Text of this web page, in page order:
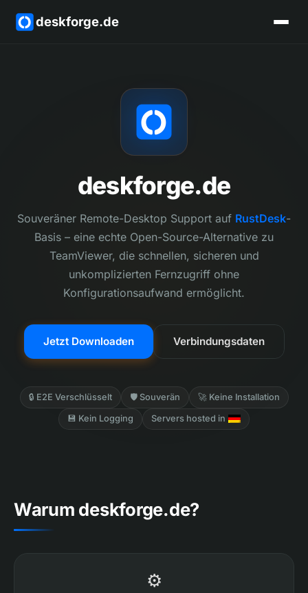
deskforge.de
deskforge.de
Souveräner Remote-Desktop Support auf RustDesk-
Basis – eine echte Open-Source-Alternative zu
TeamViewer, die schnellen, sicheren und
unkomplizierten Fernzugriff ohne
Konfigurationsaufwand ermöglicht.
Jetzt Downloaden Verbindungsdaten
🔒 E2E Verschlüsselt 🛡️ Souverän 🚀 Keine Installation
💾 Kein Logging Servers hosted in
Warum deskforge.de?
⚙️